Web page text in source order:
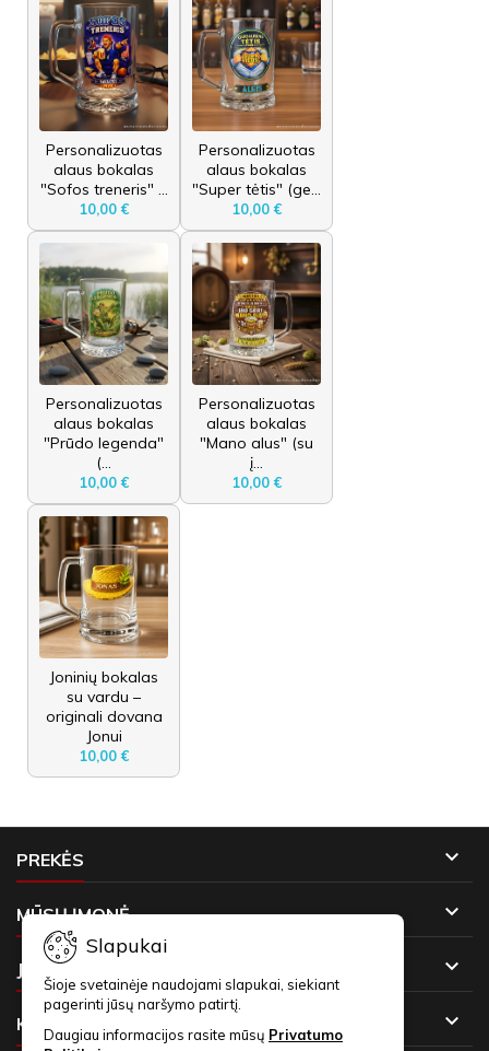
Personalizuotas
alaus bokalas
"Sofos treneris" ...
10,00 €
Personalizuotas
alaus bokalas
"Super tėtis" (ge...
10,00 €
Personalizuotas
alaus bokalas
"Prūdo legenda"
(...
10,00 €
Personalizuotas
alaus bokalas
"Mano alus" (su
į...
10,00 €
Joninių bokalas
su vardu –
originali dovana
Jonui
10,00 €
PREKĖS 
MŪSŲ ĮMONĖ 
JŪSŲ PASKYRA 
KONTAKTAI 
Slapukai
Šioje svetainėje naudojami slapukai, siekiant
pagerinti jūsų naršymo patirtį.
Daugiau informacijos rasite mūsų Privatumo